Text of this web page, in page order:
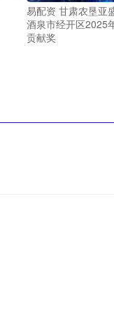
易配资 甘肃农垦亚
酒泉市经开区2025
贡献奖